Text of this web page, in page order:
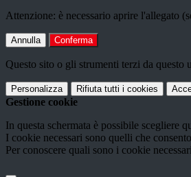
Attenzione: è necessario aprire l'allegato
Annulla Conferma
Questo sito o gli strumenti terzi da
Personalizza Rifiuta tutti i cookies
Gestione cookie
In questa schermata è possibile scegliere
I cookie necessari sono quelli che
Per conoscere quali sono i cookie